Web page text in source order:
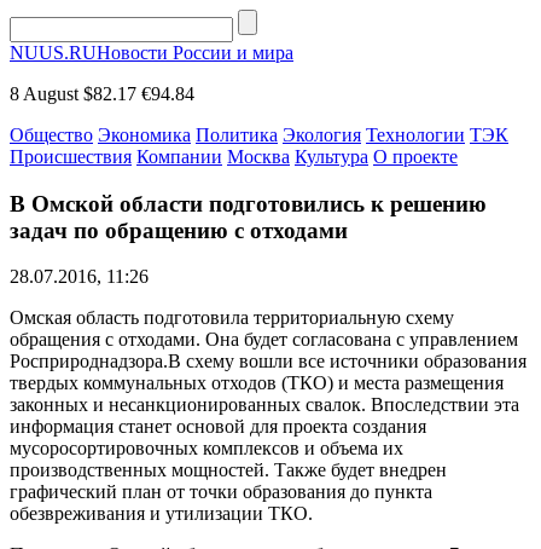
NUUS.RUНовости России и мира
8 August $82.17 €94.84
Общество Экономика Политика Экология Технологии ТЭК
Происшествия Компании Москва Культура О проекте
В Омской области подготовились к решению
задач по обращению с отходами
28.07.2016, 11:26
Омская область подготовила территориальную схему
обращения с отходами. Она будет согласована с управлением
Росприроднадзора.В схему вошли все источники образования
твердых коммунальных отходов (ТКО) и места размещения
законных и несанкционированных свалок. Впоследствии эта
информация станет основой для проекта создания
мусоросортировочных комплексов и объема их
производственных мощностей. Также будет внедрен
графический план от точки образования до пункта
обезвреживания и утилизации ТКО.